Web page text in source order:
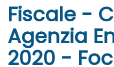
Fiscale -
Agenzia
2020 -